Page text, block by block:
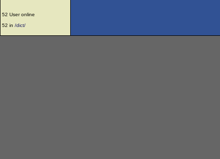
52 User online
52 in /dict/